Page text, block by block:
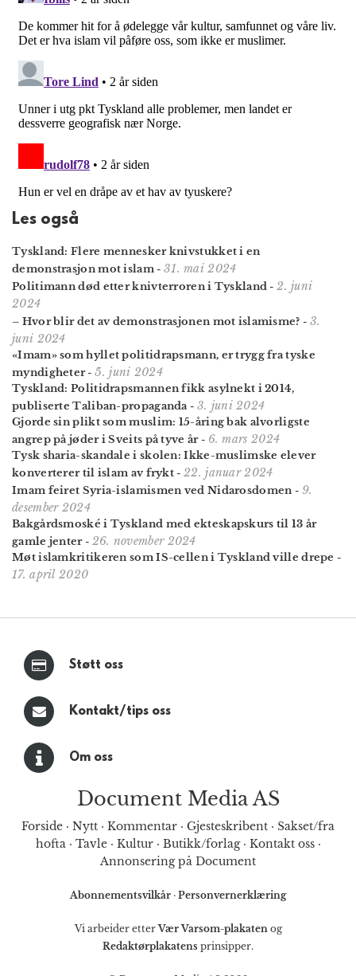
Les også
Tyskland: Flere mennesker knivstukket i en
demonstrasjon mot islam- 31. mai 2024
Politimann død etter knivterroren i Tyskland -2. juni
2024
– Hvor blir det av demonstrasjonen mot islamisme? - 3.
juni 2024
«Imam» som hyllet politi­draps­mann, er trygg fra tyske
myndig­heter-5. juni 2024
Tyskland: Politi­draps­mannen fikk asyl­nekt i 2014,
publiserte Taliban-propaganda - 3. juni 2024
Gjorde sin plikt som muslim: 15-åring bak alvorligste
angrep på jøder i Sveits på tyve år- 6. mars 2024
Tysk sharia-skandale i skolen: Ikke-muslimske elever
konverterer til islam av frykt -22. januar 2024
Imam feiret Syria-islamismen ved Nidarosdomen- 9.
desember 2024
Bakgårds­moské i Tyskland med ekteskaps­kurs til 13 år
gamle jenter- 26. november 2024
Møt islamkritikeren som IS-cellen i Tyskland ville drepe -
17. april 2020
Støtt oss
Kontakt/tips oss
Om oss
Document Media AS
Forside · Nytt · Kommentar · Gjesteskribent · Sakset/fra
hofta· Tavle· Kultur· Butikk/forlag· Kontakt oss·
Annonsering på Document
Abonnementsvilkår · Personvernerklæring
Vi arbeider etterVær Varsom-plakaten og
Redaktørplakatens prinsipper.